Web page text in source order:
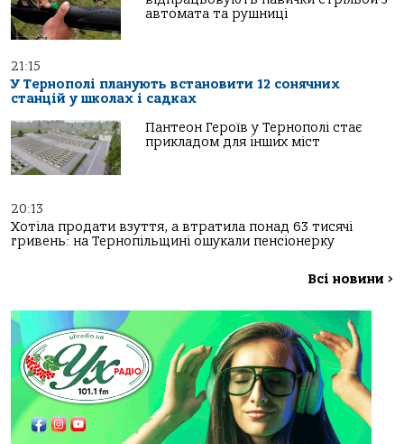
автомата та рушниці
21:15
У Тернополі планують встановити 12 сонячних
станцій у школах і садках
Пантеон Героїв у Тернополі стає
прикладом для інших міст
20:13
Хотіла продати взуття, а втратила понад 63 тисячі
гривень: на Тернопільщині ошукали пенсіонерку
Всі новини >